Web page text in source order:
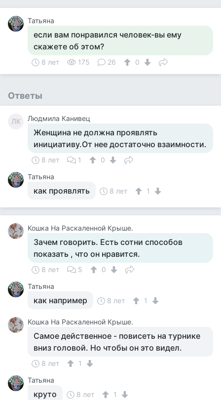
Татьяна
если вам понравился человек-вы ему
скажете об этом?
8 лет 175 26 0
Ответы
ЛК Людмила Канивец
Женщина не должна проявлять
инициативу.От нее достаточно взаимности.
8 лет 1
0
Татьяна
как проявлять 8 лет 1
Кошка На Раскаленной Крыше.
Зачем говорить. Есть сотни способов
показать , что он нравится.
8 лет 5
0
Татьяна
как например 8 лет 1
Кошка На Раскаленной Крыше.
Самое действенное - повисеть на турнике
вниз головой. Но чтобы он это видел.
8 лет
1
Татьяна
круто 8 лет 1